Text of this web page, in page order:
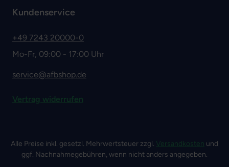
Kundenservice
+49 7243 20000-0
Mo-Fr, 09:00 - 17:00 Uhr
service@afbshop.de
Vertrag widerrufen
Alle Preise inkl. gesetzl. Mehrwertsteuer zzgl. Versandkosten und
ggf. Nachnahmegebühren, wenn nicht anders angegeben.